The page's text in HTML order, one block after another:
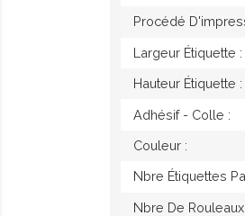
Procédé
Largeur Étiquette :
Hauteur Étiquette :
Adhésif - Colle :
Couleur :
Nbre Étiquettes
Nbre De